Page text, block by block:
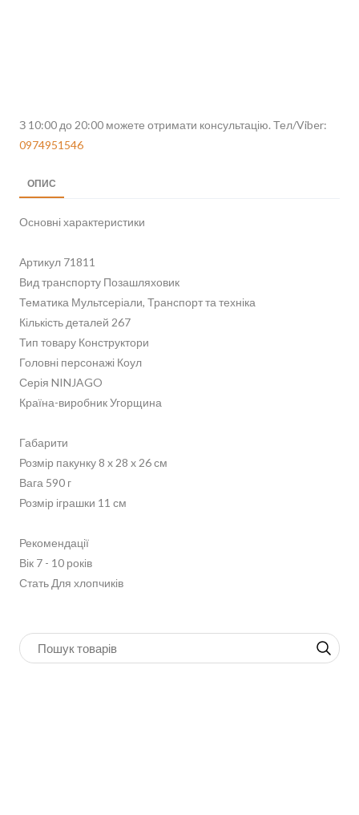
З 10:00 до 20:00 можете отримати консультацію. Тел/Viber:
0974951546
ОПИС
Основні характеристики
Артикул 71811
Вид транспорту Позашляховик
Тематика Мультсеріали, Транспорт та техніка
Кількість деталей 267
Тип товару Конструктори
Головні персонажі Коул
Серія NINJAGO
Країна-виробник Угорщина
Габарити
Розмір пакунку 8 x 28 x 26 см
Вага 590 г
Розмір іграшки 11 см
Рекомендації
Вік 7 - 10 років
Стать Для хлопчиків